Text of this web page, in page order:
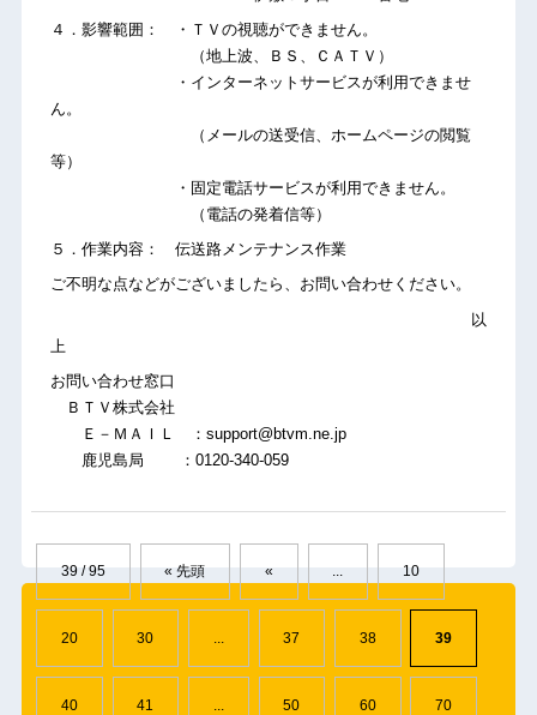
４．影響範囲： ・ＴＶの視聴ができません。
（地上波、ＢＳ、ＣＡＴＶ）
・インターネットサービスが利用できませ
ん。
（メールの送受信、ホームページの閲覧
等）
・固定電話サービスが利用できません。
（電話の発着信等）
５．作業内容： 伝送路メンテナンス作業
ご不明な点などがございましたら、お問い合わせください。
以
上
お問い合わせ窓口
ＢＴＶ株式会社
Ｅ－ＭＡＩＬ ：support@btvm.ne.jp
鹿児島局 ：0120-340-059
39 / 95 « 先頭 « ... 10
20 30 ... 37 38 39
40 41 50 60 70